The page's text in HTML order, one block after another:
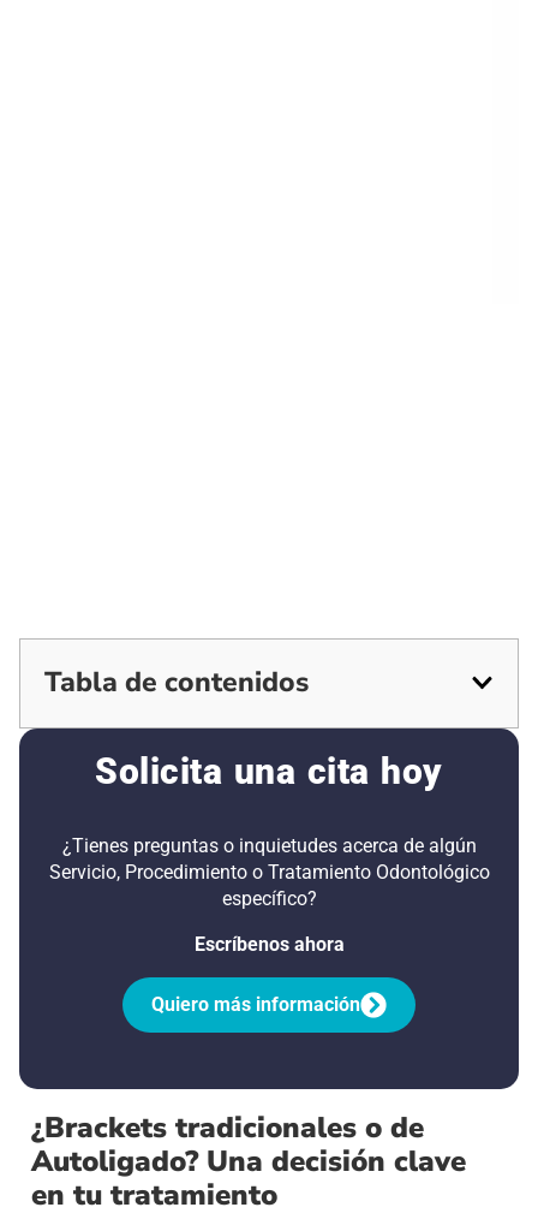
Tabla de contenidos
Solicita una cita hoy
¿Tienes preguntas o inquietudes acerca de algún
Servicio, Procedimiento o Tratamiento Odontológico
específico?
Escríbenos ahora
Quiero más información
¿Brackets tradicionales o de
Autoligado? Una decisión clave
en tu tratamiento